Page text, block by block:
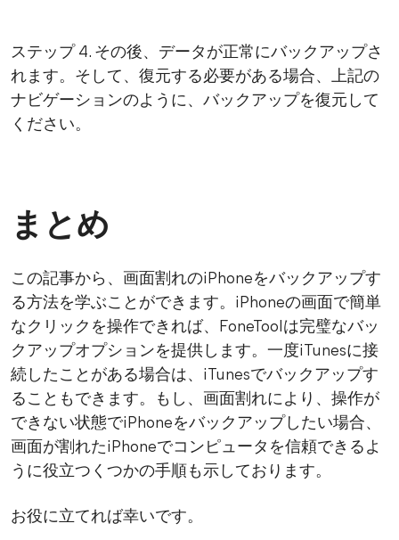
ステップ 4. その後、データが正常にバックアップさ
れます。そして、復元する必要がある場合、上記の
ナビゲーションのように、バックアップを復元して
ください。
まとめ
この記事から、画面割れのiPhoneをバックアップす
る方法を学ぶことができます。iPhoneの画面で簡単
なクリックを操作できれば、FoneToolは完璧なバッ
クアップオプションを提供します。一度iTunesに接
続したことがある場合は、iTunesでバックアップす
ることもできます。もし、画面割れにより、操作が
できない状態でiPhoneをバックアップしたい場合、
画面が割れたiPhoneでコンピュータを信頼できるよ
うに役立つくつかの手順も示しております。
お役に立てれば幸いです。